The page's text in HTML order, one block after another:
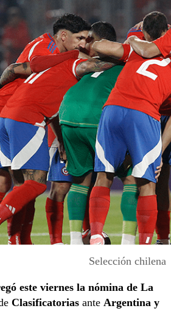
Selección chilena
este viernes la nómina de La
Clasificatorias ante Argentina y